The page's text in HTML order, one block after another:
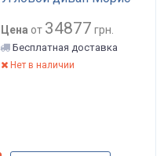
Цена от 34877 грн.
Бесплатная доставка
Нет в наличии